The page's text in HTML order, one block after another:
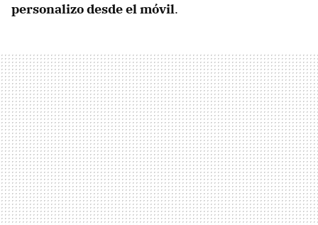
personalizo desde el móvil.